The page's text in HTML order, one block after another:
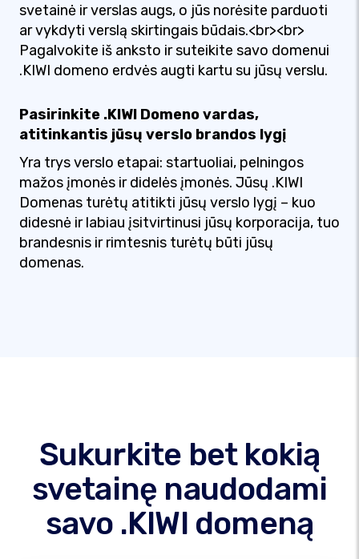
svetainė ir verslas augs, o jūs norėsite parduoti
ar vykdyti verslą skirtingais būdais.<br><br>
Pagalvokite iš anksto ir suteikite savo domenui
.KIWI domeno erdvės augti kartu su jūsų verslu.
Pasirinkite .KIWI Domeno vardas,
atitinkantis jūsų verslo brandos lygį
Yra trys verslo etapai: startuoliai, pelningos
mažos įmonės ir didelės įmonės. Jūsų .KIWI
Domenas turėtų atitikti jūsų verslo lygį – kuo
didesnė ir labiau įsitvirtinusi jūsų korporacija, tuo
brandesnis ir rimtesnis turėtų būti jūsų
domenas.
Sukurkite bet kokią
svetainę naudodami
savo .KIWI domeną